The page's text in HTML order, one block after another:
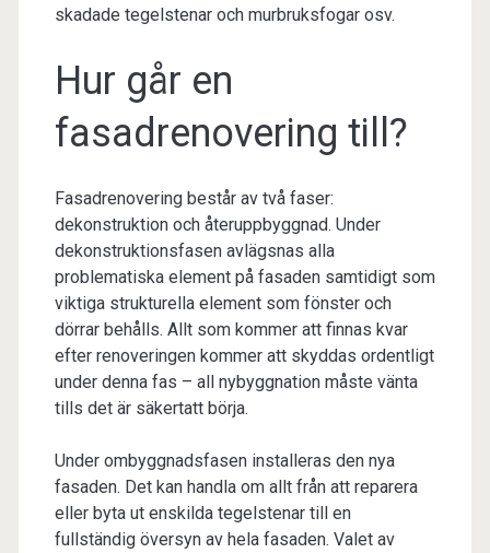
skadade tegelstenar och murbruksfogar osv.
Hur går en
fasadrenovering till?
Fasadrenovering består av två faser:
dekonstruktion och återuppbyggnad. Under
dekonstruktionsfasen avlägsnas alla
problematiska element på fasaden samtidigt som
viktiga strukturella element som fönster och
dörrar behålls. Allt som kommer att finnas kvar
efter renoveringen kommer att skyddas ordentligt
under denna fas – all nybyggnation måste vänta
tills det är säkertatt börja.
Under ombyggnadsfasen installeras den nya
fasaden. Det kan handla om allt från att reparera
eller byta ut enskilda tegelstenar till en
fullständig översyn av hela fasaden. Valet av